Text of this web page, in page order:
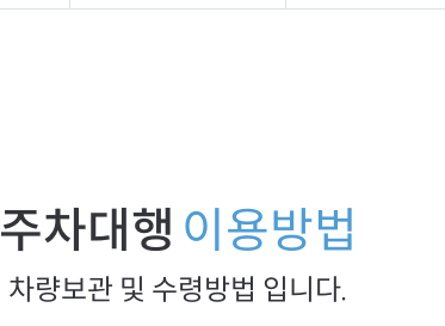
주차대행 이용방법
차량보관 및 수령방법 입니다.